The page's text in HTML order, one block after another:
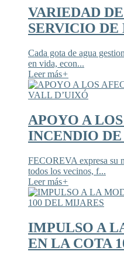
VARIEDAD
SERVICIO DE
Cada gota de agua
en vida, econ...
Leer más+
APOYO A
INCENDIO
FECOREVA expresa su
todos los vecinos, f...
Leer más+
IMPULSO A
EN LA COTA